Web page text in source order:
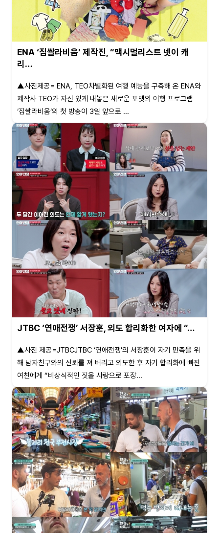
ENA ‘짐쌀라비움’ 제작진, “맥시멀리스트 넷이 캐
리…
▲사진제공= ENA, TEO차별화된 여행 예능을 구축해 온 ENA와
제작사 TEO가 자신 있게 내놓은 새로운 포맷의 여행 프로그램
‘짐쌀라비움’의 첫 방송이 3일 앞으로 ...
JTBC ‘연애전쟁’ 서장훈, 외도 합리화한 여자에 “…
▲사진 제공=JTBCJTBC ‘연애전쟁’의 서장훈이 자기 만족을 위
해 남자친구와의 신뢰를 져 버리고 외도한 후 자기 합리화에 빠진
여친에게 “비상식적인 짓을 사랑으로 포장...